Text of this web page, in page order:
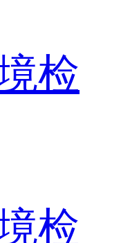
检
检